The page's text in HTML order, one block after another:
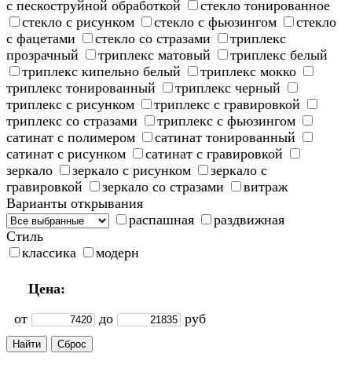
с пескоструйной обработкой
стекло тонированное
стекло с рисунком
стекло с фьюзингом
стекло
с фацетами
стекло со стразами
триплекс
прозрачный
триплекс матовый
триплекс белый
триплекс кипельно белый
триплекс мокко
триплекс тонированный
триплекс черный
триплекс с рисунком
триплекс с гравировкой
триплекс со стразами
триплекс с фьюзингом
сатинат с полимером
сатинат тонированный
сатинат с рисунком
сатинат с гравировкой
зеркало
зеркало с рисунком
зеркало с
гравировкой
зеркало со стразами
витраж
Варианты открывания
распашная
раздвижная
Стиль
классика
модерн
Цена:
от
до руб